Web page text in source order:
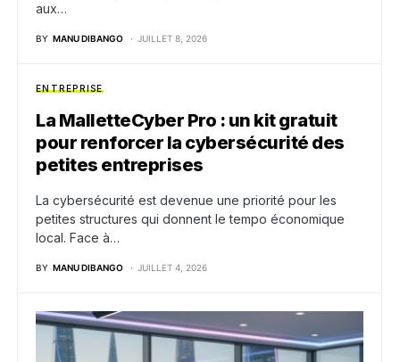
aux…
BY MANU DIBANGO JUILLET 8, 2026
ENTREPRISE
La MalletteCyber Pro : un kit gratuit
pour renforcer la cybersécurité des
petites entreprises
La cybersécurité est devenue une priorité pour les
petites structures qui donnent le tempo économique
local. Face à…
BY MANU DIBANGO JUILLET 4, 2026